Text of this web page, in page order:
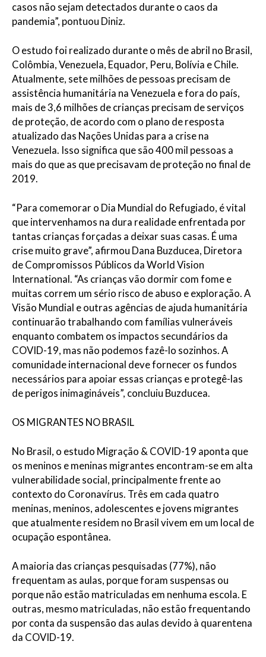
casos não sejam detectados durante o caos da
pandemia”, pontuou Diniz.
O estudo foi realizado durante o mês de abril no Brasil,
Colômbia, Venezuela, Equador, Peru, Bolívia e Chile.
Atualmente, sete milhões de pessoas precisam de
assistência humanitária na Venezuela e fora do país,
mais de 3,6 milhões de crianças precisam de serviços
de proteção, de acordo com o plano de resposta
atualizado das Nações Unidas para a crise na
Venezuela. Isso significa que são 400 mil pessoas a
mais do que as que precisavam de proteção no final de
2019.
“Para comemorar o Dia Mundial do Refugiado, é vital
que intervenhamos na dura realidade enfrentada por
tantas crianças forçadas a deixar suas casas. É uma
crise muito grave”, afirmou Dana Buzducea, Diretora
de Compromissos Públicos da World Vision
International. “As crianças vão dormir com fome e
muitas correm um sério risco de abuso e exploração. A
Visão Mundial e outras agências de ajuda humanitária
continuarão trabalhando com famílias vulneráveis ​​
enquanto combatem os impactos secundários da
COVID-19, mas não podemos fazê-lo sozinhos. A
comunidade internacional deve fornecer os fundos
necessários para apoiar essas crianças e protegê-las
de perigos inimagináveis”, concluiu Buzducea.
OS MIGRANTES NO BRASIL
No Brasil, o estudo Migração & COVID-19 aponta que
os meninos e meninas migrantes encontram-se em alta
vulnerabilidade social, principalmente frente ao
contexto do Coronavírus. Três em cada quatro
meninas, meninos, adolescentes e jovens migrantes
que atualmente residem no Brasil vivem em um local de
ocupação espontânea.
A maioria das crianças pesquisadas (77%), não
frequentam as aulas, porque foram suspensas ou
porque não estão matriculadas em nenhuma escola. E
outras, mesmo matriculadas, não estão frequentando
por conta da suspensão das aulas devido à quarentena
da COVID-19.